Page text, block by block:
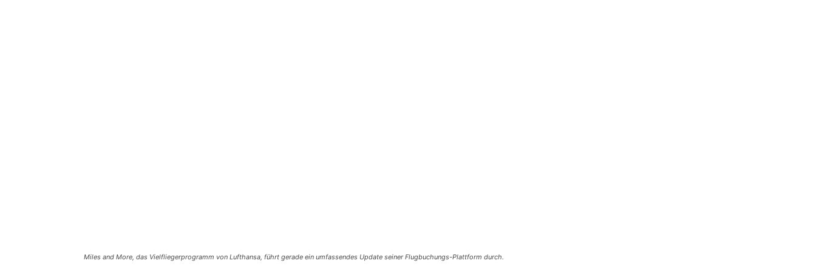
Miles and More, das Vielfliegerprogramm von Lufthansa, führt gerade ein umfassendes Update seiner Flugbuchungs-Plattform durch.